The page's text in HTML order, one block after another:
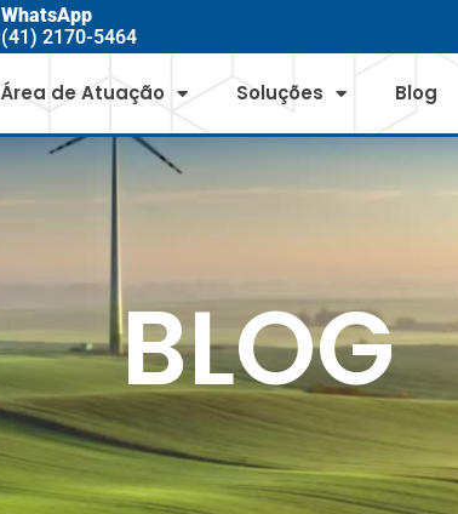
WhatsApp
(41) 2170-5464
Área de Atuação Soluções Blog
BLOG